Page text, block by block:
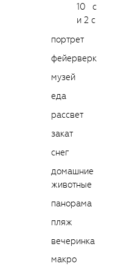
10 с
и 2 с
портрет
фейерверк
музей
еда
рассвет
закат
снег
домашние
животные
панорама
пляж
вечеринка
макро